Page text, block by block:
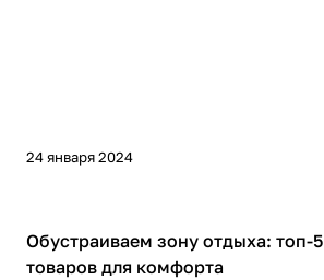
24 января 2024
Советы покупателям
Обустраиваем зону отдыха: топ-5
товаров для комфорта